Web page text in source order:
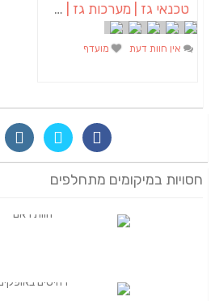
טכנאי גז | מערכות גז | שירות לכיריים
אין חוות דעת מועדף
חסויות במיקומים מתחלפים